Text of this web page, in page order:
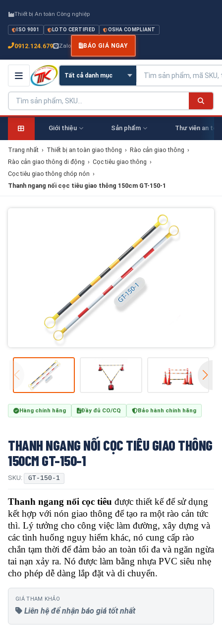
Thiết bị An toàn Công nghiệp
ISO 9001 LOTO CERTIFIED OSHA COMPLIANT
0912.124.679 Zalo BÁO GIÁ NGAY
Giới thiệu Sản phẩm Thư viên an
Trang nhất › Thiết bị an toàn giao thông › Rào cản giao thông ›
Rào cản giao thông di động › Cọc tiêu giao thông ›
Cọc tiêu giao thông chóp nón ›
Thanh ngang nối cọc tiêu giao thông 150cm GT-150-1
Hàng chính hãng Đầy đủ CO/CQ Bảo hành chính hãng
THANH NGANG NỐI CỌC TIÊU GIAO THÔNG
150CM GT-150-1
SKU: GT-150-1
Thanh ngang nối cọc tiêu được thiết kế để sử dụng
kết hợp với nón giao thông để tạo ra một rào cản tức
thì. Lý tưởng cho công việc làm đường, xây dựng và
các tình huống nguy hiểm khác, nó cung cấp rào
chắn tạm thời để đảm bảo an toàn tối đa và ngăn ngừa
tai nạn xảy ra. Nó được làm bằng nhựa PVC siêu nhẹ
cho phép dễ dàng lắp đặt và di chuyển.
GIÁ THAM KHẢO
Liên hệ để nhận báo giá tốt nhất